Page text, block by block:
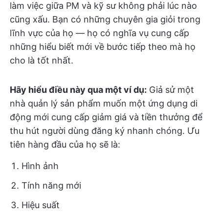
làm việc giữa PM và kỹ sư không phải lúc nào
cũng xấu. Bạn có những chuyên gia giỏi trong
lĩnh vực của họ — họ có nghĩa vụ cung cấp
những hiểu biết mới về bước tiếp theo mà họ
cho là tốt nhất.
Hãy hiểu điều này qua một ví dụ: Giả sử một
nhà quản lý sản phẩm muốn một ứng dụng di
động mới cung cấp giảm giá và tiền thưởng để
thu hút người dùng đăng ký nhanh chóng. Ưu
tiên hàng đầu của họ sẽ là:
Hình ảnh
Tính năng mới
Hiệu suất